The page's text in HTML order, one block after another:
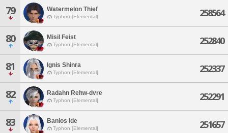
79 Watermelon Thief
Typhon [Elemental] 258564
80 Misil Feist
Typhon [Elemental] 252840
81 Ignis Shinra
Typhon [Elemental] 252337
82 Radahn Rehw-dvre
Typhon [Elemental] 252291
83 Banios Ide
Typhon [Elemental] 251657